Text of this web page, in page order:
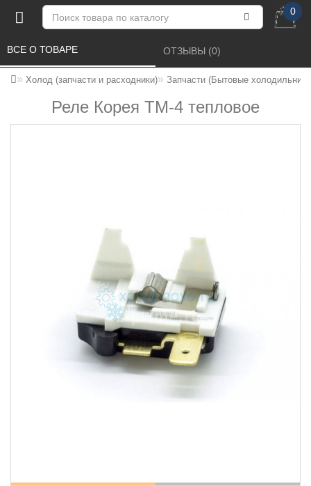
0
Холод (запчасти и расходники) Запчасти (Бытовые
Реле Корея ТМ-4 тепловое
ВСЕ О ТОВАРЕ ОТЗЫВЫ (0)